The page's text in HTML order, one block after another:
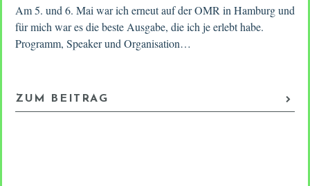
Am 5. und 6. Mai war ich erneut auf der OMR in Hamburg und
für mich war es die beste Ausgabe, die ich je erlebt habe.
Programm, Speaker und Organisation…
ZUM BEITRAG